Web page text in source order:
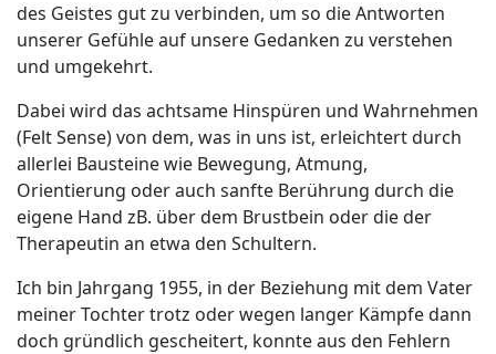
des Geistes gut zu verbinden, um so die Antworten
unserer Gefühle auf unsere Gedanken zu verstehen
und umgekehrt.
Dabei wird das achtsame Hinspüren und Wahrnehmen
(Felt Sense) von dem, was in uns ist, erleichtert durch
allerlei Bausteine wie Bewegung, Atmung,
Orientierung oder auch sanfte Berührung durch die
eigene Hand zB. über dem Brustbein oder die der
Therapeutin an etwa den Schultern.
Ich bin Jahrgang 1955, in der Beziehung mit dem Vater
meiner Tochter trotz oder wegen langer Kämpfe dann
doch gründlich gescheitert, konnte aus den Fehlern